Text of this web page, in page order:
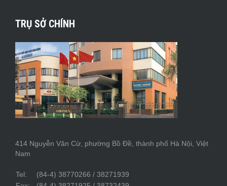
TRỤ SỞ CHÍNH
414 Nguyễn Văn Cừ, phường Bồ Đề, thành phố Hà Nội, Việt
Nam
Tel:
(84-4) 38770266 / 38271939